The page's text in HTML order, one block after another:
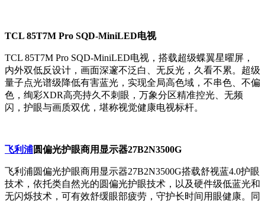
TCL 85T7M Pro SQD-MiniLED电视
TCL 85T7M Pro SQD-MiniLED电视，搭载超级蝶翼星曜屏，
内外双低反设计，画面深邃不泛白、无反光，久看不累。超级
量子点光谱级降低有害蓝光，实现全局高色域，不串色、不偏
色，绚彩XDR高亮持久不刺眼，万象分区精准控光、无频
闪，护眼与画质双优，堪称视觉健康电视标杆。
飞利浦圆偏光护眼商用显示器27B2N3500G
飞利浦圆偏光护眼商用显示器27B2N3500G搭载舒视蓝4.0护眼
技术，依托类自然光的圆偏光护眼技术，以及硬件级低蓝光和
无闪烁技术，可有效舒缓眼部疲劳，守护长时间用眼健康。同